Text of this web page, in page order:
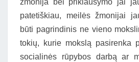
žmonija bei priklausymo jai
patetiškiau, meilės žmonijai
būti pagrindinis ne vieno
tokių, kurie mokslą pasirenka
socialinės rūpybos darbą ar